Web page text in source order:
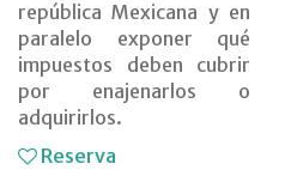
república Mexicana y en
paralelo exponer qué
impuestos deben cubrir
por enajenarlos o
adquirirlos.
Reserva